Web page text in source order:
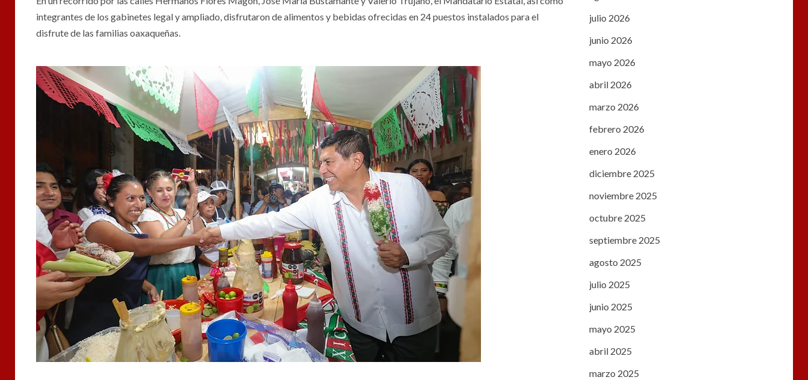
integrantes de los gabinetes legal y ampliado, disfrutaron de alimentos y bebidas ofrecidas en 24 puestos instalados para el
disfrute de las familias oaxaqueñas.
julio 2026
junio 2026
mayo 2026
abril 2026
marzo 2026
febrero 2026
enero 2026
diciembre 2025
noviembre 2025
octubre 2025
septiembre 2025
agosto 2025
julio 2025
junio 2025
mayo 2025
abril 2025
marzo 2025